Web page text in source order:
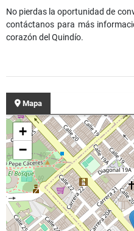
No pierdas la oportunidad de
contáctanos para más
corazón del Quindío.
Mapa
+
−